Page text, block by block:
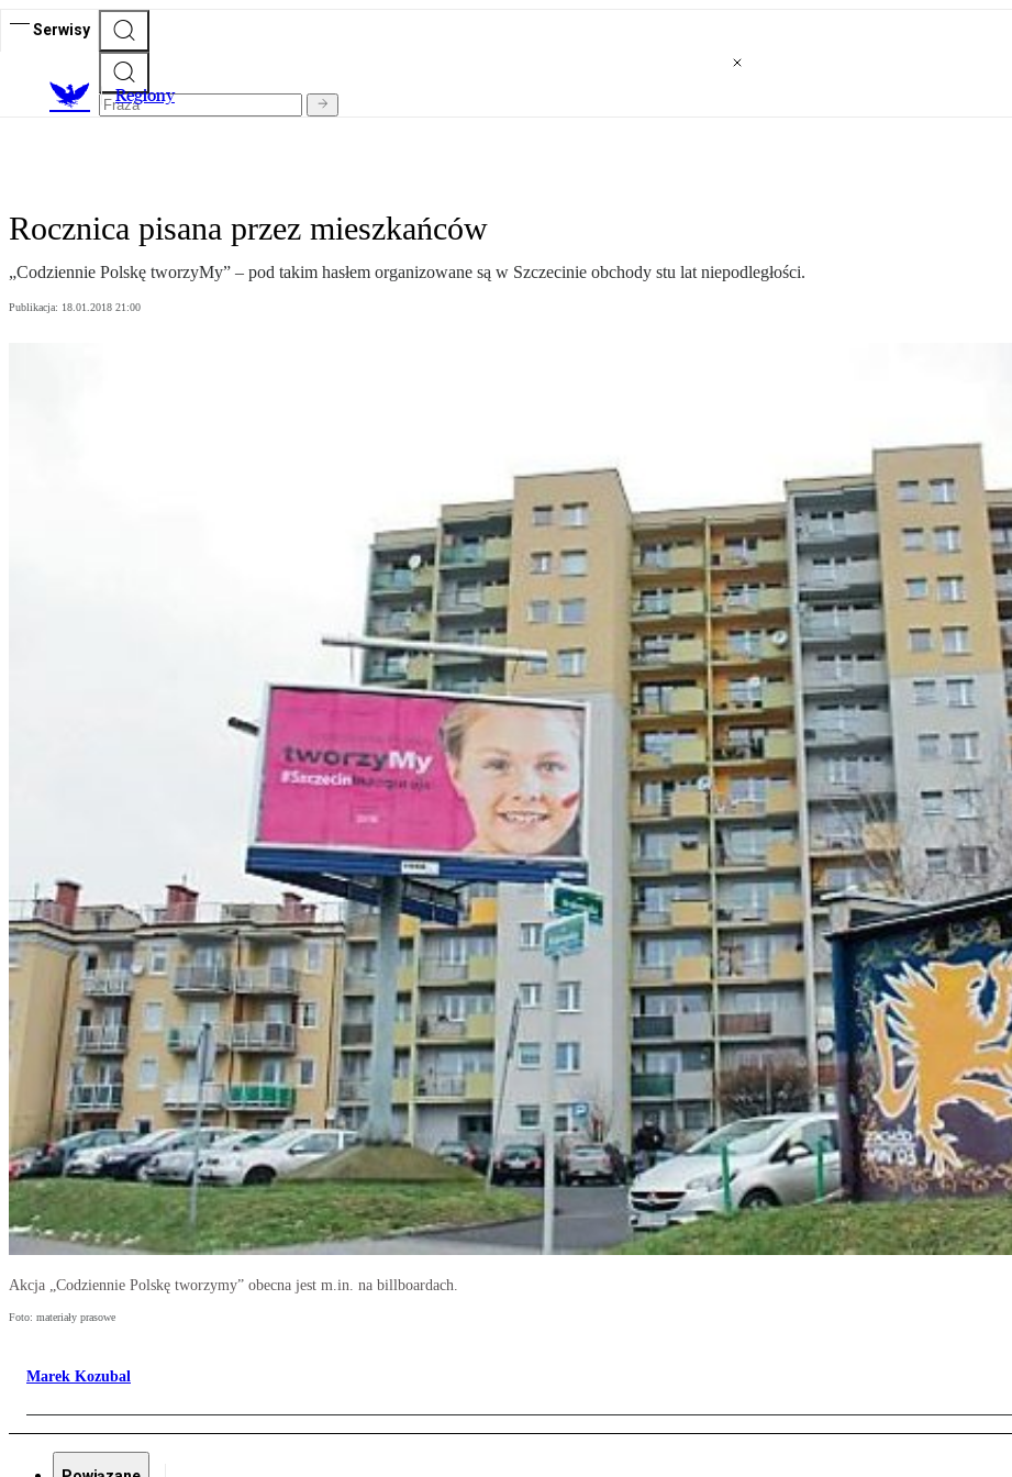
Serwisy
Regiony
Rocznica pisana przez mieszkańców
„Codziennie Polskę tworzyMy” – pod takim hasłem organizowane są w Szczecinie obchody stu lat niepodległości.
Publikacja: 18.01.2018 21:00
Akcja „Codziennie Polskę tworzymy” obecna jest m.in. na billboardach.
Foto: materiały prasowe
Marek Kozubal